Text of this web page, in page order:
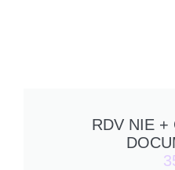
RDV NIE +